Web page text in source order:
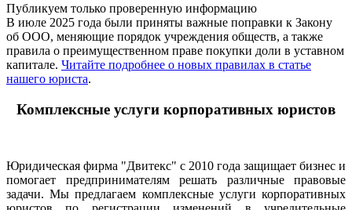
Публикуем только проверенную информацию
В июле 2025 года были приняты важные поправки к Закону
об ООО, меняющие порядок учреждения обществ, а также
правила о преимущественном праве покупки доли в уставном
капитале. Читайте подробнее о новых правилах в статье
нашего юриста.
Комплексные услуги корпоративных юристов
Юридическая фирма "Двитекс" с 2010 года защищает бизнес и
помогает предпринимателям решать различные правовые
задачи. Мы предлагаем комплексные услуги корпоративных